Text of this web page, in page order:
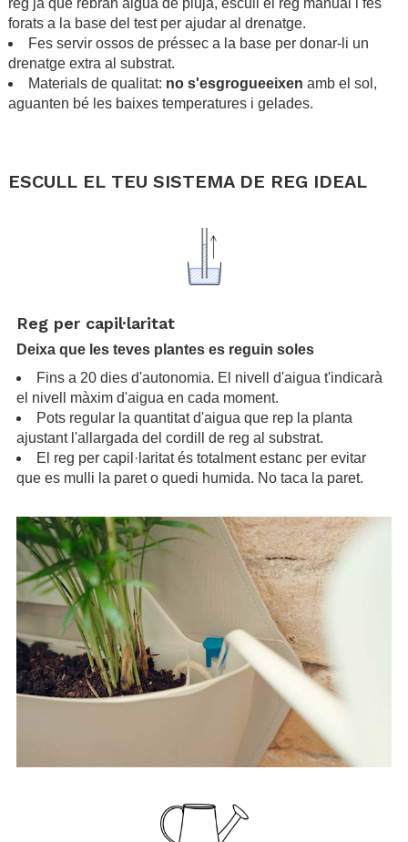
reg ja que rebran aigua de pluja, escull el reg manual i fes
forats a la base del test per ajudar al drenatge.
Fes servir ossos de préssec a la base per donar-li un
drenatge extra al substrat.
Materials de qualitat: no s'esgrogueeixen amb el sol,
aguanten bé les baixes temperatures i gelades.
ESCULL EL TEU SISTEMA DE REG IDEAL
Reg per capil·laritat
Deixa que les teves plantes es reguin soles
Fins a 20 dies d'autonomia. El nivell d'aigua t'indicarà
el nivell màxim d'aigua en cada moment.
Pots regular la quantitat d'aigua que rep la planta
ajustant l'allargada del cordill de reg al substrat.
El reg per capil·laritat és totalment estanc per evitar
que es mulli la paret o quedi humida. No taca la paret.